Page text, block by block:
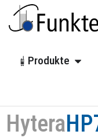
Produkte
Hytera